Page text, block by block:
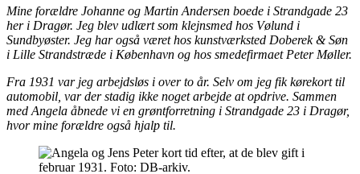
Mine forældre Johanne og Martin Andersen boede i Strandgade 23
her i Dragør. Jeg blev udlært som klejnsmed hos Vølund i
Sundbyøster. Jeg har også været hos kunstværksted Doberek & Søn
i Lille Strandstræde i København og hos smedefirmaet Peter Møller.
Fra 1931 var jeg arbejdsløs i over to år. Selv om jeg fik kørekort til
automobil, var der stadig ikke noget arbejde at opdrive. Sammen
med Angela åbnede vi en grøntforretning i Strandgade 23 i Dragør,
hvor mine forældre også hjalp til.